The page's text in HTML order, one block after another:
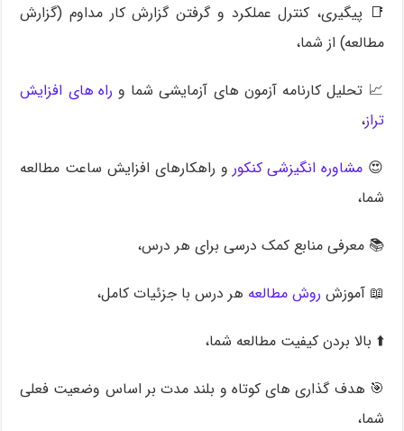
📑 پیگیری، کنترل عملکرد و گرفتن گزارش کار مداوم (گزارش
مطالعه) از شما،
📈 تحلیل کارنامه آزمون های آزمایشی شما و راه های افزایش
تراز،
😍 مشاوره انگیزشی کنکور و راهکارهای افزایش ساعت مطالعه
شما،
📚 معرفی منابع کمک درسی برای هر درس،
📖 آموزش روش مطالعه هر درس با جزئیات کامل،
⬆️ بالا بردن کیفیت مطالعه شما،
🎯 هدف گذاری های کوتاه و بلند مدت بر اساس وضعیت فعلی
شما،